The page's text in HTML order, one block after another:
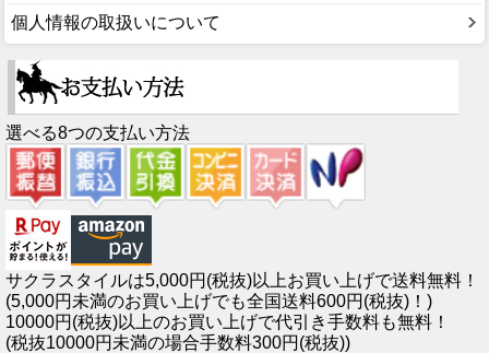
個人情報の取扱いについて
選べる8つの支払い方法
サクラスタイルは5,000円(税抜)以上お買い上げで送料無料！
(5,000円未満のお買い上げでも全国送料600円(税抜)！)
10000円(税抜)以上のお買い上げで代引き手数料も無料！
(税抜10000円未満の場合手数料300円(税抜))